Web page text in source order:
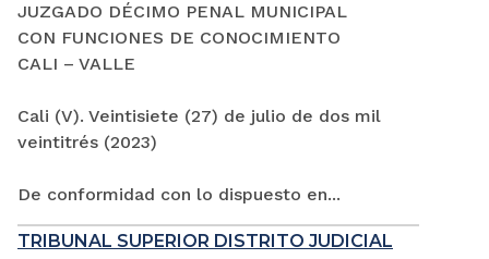
JUZGADO DÉCIMO PENAL MUNICIPAL
CON FUNCIONES DE CONOCIMIENTO
CALI – VALLE
Cali (V). Veintisiete (27) de julio de dos mil
veintitrés (2023)
De conformidad con lo dispuesto en...
TRIBUNAL SUPERIOR DISTRITO JUDICIAL